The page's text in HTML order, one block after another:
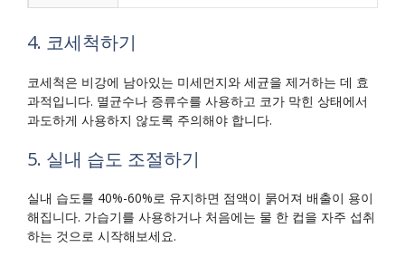
4. 코세척하기
코세척은 비강에 남아있는 미세먼지와 세균을 제거하는 데 효
과적입니다. 멸균수나 증류수를 사용하고 코가 막힌 상태에서
과도하게 사용하지 않도록 주의해야 합니다.
5. 실내 습도 조절하기
실내 습도를 40%-60%로 유지하면 점액이 묽어져 배출이 용이
해집니다. 가습기를 사용하거나 처음에는 물 한 컵을 자주 섭취
하는 것으로 시작해보세요.